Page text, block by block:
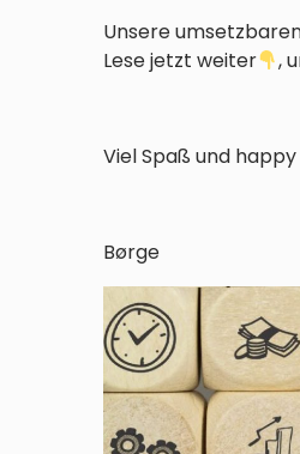
Unsere
Lese jetzt weiter
,
Viel Spaß und
Børge